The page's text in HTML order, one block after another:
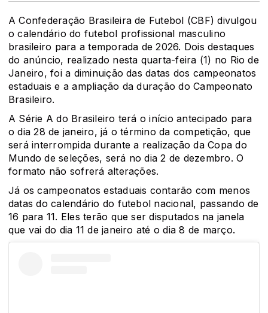
A Confederação Brasileira de Futebol (CBF) divulgou
o calendário do futebol profissional masculino
brasileiro para a temporada de 2026. Dois destaques
do anúncio, realizado nesta quarta-feira (1) no Rio de
Janeiro, foi a diminuição das datas dos campeonatos
estaduais e a ampliação da duração do Campeonato
Brasileiro.
A Série A do Brasileiro terá o início antecipado para
o dia 28 de janeiro, já o término da competição, que
será interrompida durante a realização da Copa do
Mundo de seleções, será no dia 2 de dezembro. O
formato não sofrerá alterações.
Já os campeonatos estaduais contarão com menos
datas do calendário do futebol nacional, passando de
16 para 11. Eles terão que ser disputados na janela
que vai do dia 11 de janeiro até o dia 8 de março.